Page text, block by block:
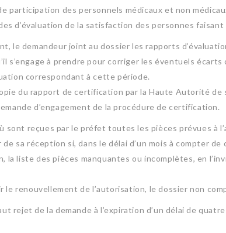
participation des personnels médicaux et non
d’évaluation de la satisfaction des personnes
le demandeur joint au dossier les rapports
s’engage à prendre pour corriger les éventuels
correspondant à cette période.
du rapport de certification par la Haute Autorité de
d’engagement de la procédure de certification.
sont reçues par le préfet toutes les pièces prévues à
sa réception si, dans le délai d’un mois à compter
la liste des pièces manquantes ou incomplètes, en
le renouvellement de l’autorisation, le dossier non
rejet de la demande à l’expiration d’un délai de